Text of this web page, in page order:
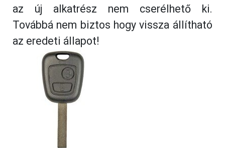
az új alkatrész nem cserélhető ki.
Továbbá nem biztos hogy vissza állítható
az eredeti állapot!